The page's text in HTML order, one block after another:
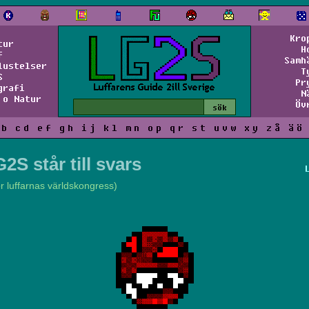
Natur
b c d e f g h i j k l m n o p q r s t u v w x y z å ä ö
står till svars
luffarnas världskongress)